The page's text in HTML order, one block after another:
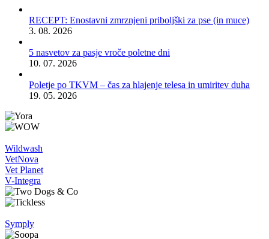
RECEPT: Enostavni zmrznjeni priboljški za pse (in muce)
3. 08. 2026
5 nasvetov za pasje vroče poletne dni
10. 07. 2026
Poletje po TKVM – čas za hlajenje telesa in umiritev duha
19. 05. 2026
Wildwash
VetNova
Vet Planet
V-Integra
Symply